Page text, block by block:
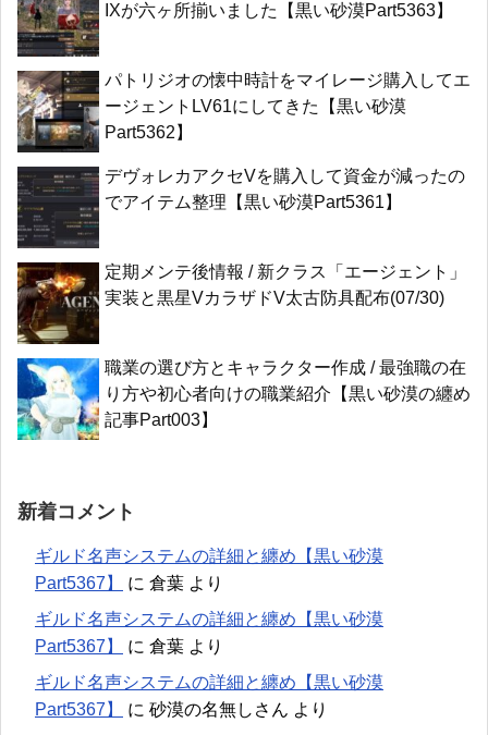
IXが六ヶ所揃いました【黒い砂漠Part5363】
パトリジオの懐中時計をマイレージ購入してエ
ージェントLV61にしてきた【黒い砂漠
Part5362】
デヴォレカアクセVを購入して資金が減ったの
でアイテム整理【黒い砂漠Part5361】
定期メンテ後情報 / 新クラス「エージェント」
実装と黒星VカラザドV太古防具配布(07/30)
職業の選び方とキャラクター作成 / 最強職の在
り方や初心者向けの職業紹介【黒い砂漠の纏め
記事Part003】
新着コメント
ギルド名声システムの詳細と纏め【黒い砂漠
Part5367】
に 倉葉 より
ギルド名声システムの詳細と纏め【黒い砂漠
Part5367】
に 倉葉 より
ギルド名声システムの詳細と纏め【黒い砂漠
Part5367】
に 砂漠の名無しさん より